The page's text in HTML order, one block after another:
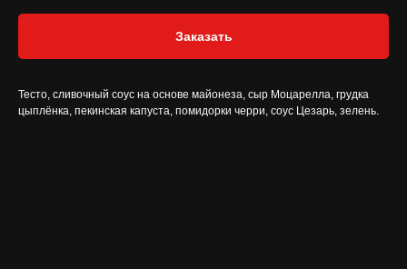
Заказать
Тесто, сливочный соус на основе майонеза, сыр Моцарелла, грудка
цыплёнка, пекинская капуста, помидорки черри, соус Цезарь, зелень.